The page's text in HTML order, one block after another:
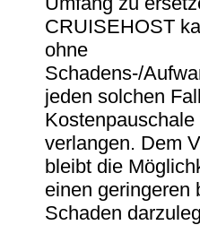
CRUISEHOST
ohne
Schadens-/
jeden solchen
verlangen. Dem
bleibt die
einen geringeren
Schaden